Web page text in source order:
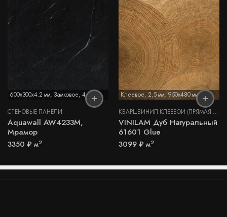
600x300x4.2 мм, Замковое, 4,2 мм
СТЕНОВЫЕ ПАНЕЛИ
Aquawall AW4233M,
Мрамор
3350 ₽ м2
Клеевое, 2,5 мм, 950x480 мм
КВАРЦВИНИЛ КЛЕЕВОЙ (ПРЯМАЯ УКЛАДКА)
VINILAM Дуб Натуральный
61601 Glue
3099₽ м2